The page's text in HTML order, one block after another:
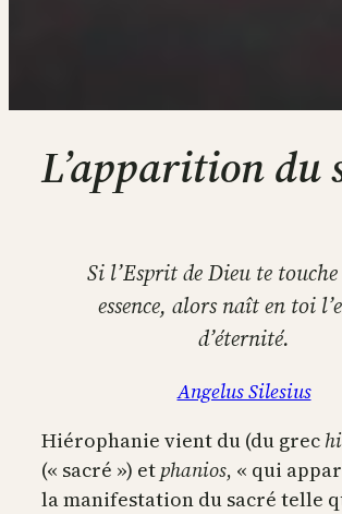
L’apparition du
Si l’Esprit de Dieu te touche
essence, alors naît en toi
d’éternité.
Angelus Silesius
Hiérophanie vient du (du grec
(« sacré ») et phanios, « qui
la manifestation du sacré telle